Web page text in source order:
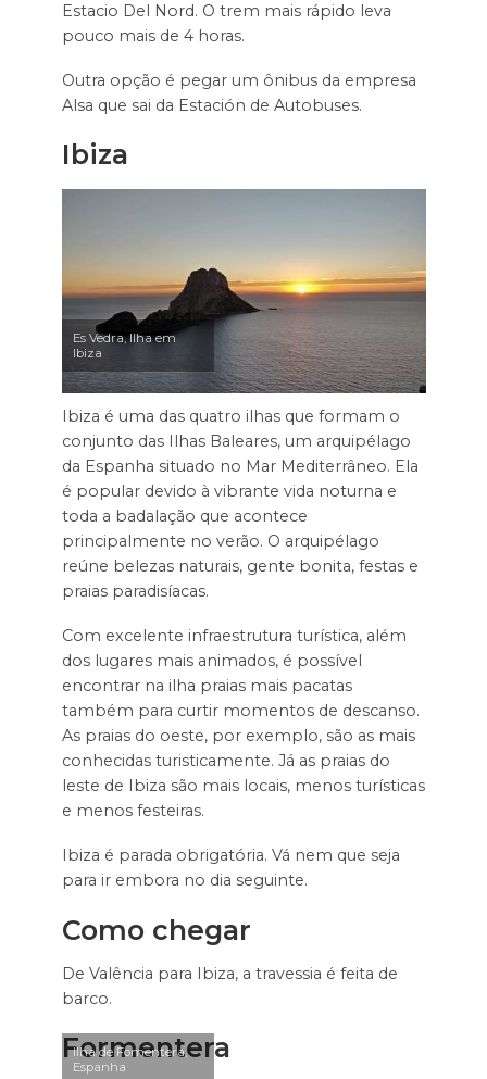
Estacio Del Nord. O trem mais rápido leva
pouco mais de 4 horas.
Outra opção é pegar um ônibus da empresa
Alsa que sai da Estación de Autobuses.
Ibiza
Es Vedra, Ilha em
Ibiza
Ibiza é uma das quatro ilhas que formam o
conjunto das Ilhas Baleares, um arquipélago
da Espanha situado no Mar Mediterrâneo. Ela
é popular devido à vibrante vida noturna e
toda a badalação que acontece
principalmente no verão. O arquipélago
reúne belezas naturais, gente bonita, festas e
praias paradisíacas.
Com excelente infraestrutura turística, além
dos lugares mais animados, é possível
encontrar na ilha praias mais pacatas
também para curtir momentos de descanso.
As praias do oeste, por exemplo, são as mais
conhecidas turisticamente. Já as praias do
leste de Ibiza são mais locais, menos turísticas
e menos festeiras.
Ibiza é parada obrigatória. Vá nem que seja
para ir embora no dia seguinte.
Como chegar
De Valência para Ibiza, a travessia é feita de
barco.
Formentera
Ilha de Fomentera,
Espanha